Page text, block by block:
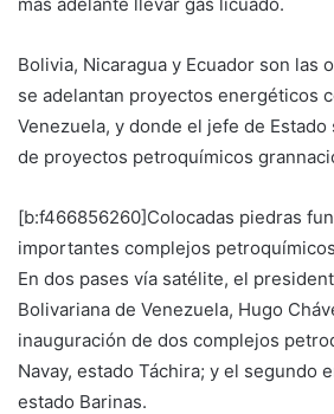
Bolivia, Nicaragua y Ecuador son las
se adelantan proyectos energéticos
Venezuela, y donde el jefe de
de proyectos petroquímicos
[b:f466856260]Colocadas piedras
importantes complejos
En dos pases vía satélite, el
Bolivariana de Venezuela, Hugo
inauguración de dos complejos
Navay, estado Táchira; y el segundo
estado Barinas.